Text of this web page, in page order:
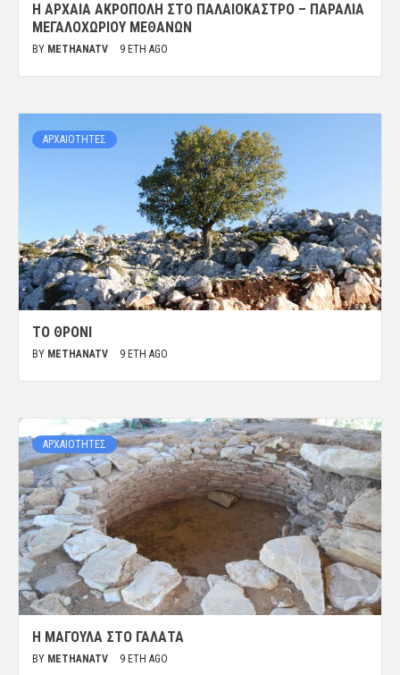
Η ΑΡΧΑΊΑ ΑΚΡΌΠΟΛΗ ΣΤΟ ΠΑΛΑΙΌΚΑΣΤΡΟ – ΠΑΡΑΛΊΑ
ΜΕΓΑΛΟΧΩΡΊΟΥ ΜΕΘΆΝΩΝ
BY METHANATV 9 ΈΤΗ AGO
ΑΡΧΑΙΟΤΗΤΕΣ
ΤΟ ΘΡΟΝΊ
BY METHANATV 9 ΈΤΗ AGO
ΑΡΧΑΙΟΤΗΤΕΣ
Η ΜΑΓΟΎΛΑ ΣΤΟ ΓΑΛΑΤΆ
BY METHANATV 9 ΈΤΗ AGO